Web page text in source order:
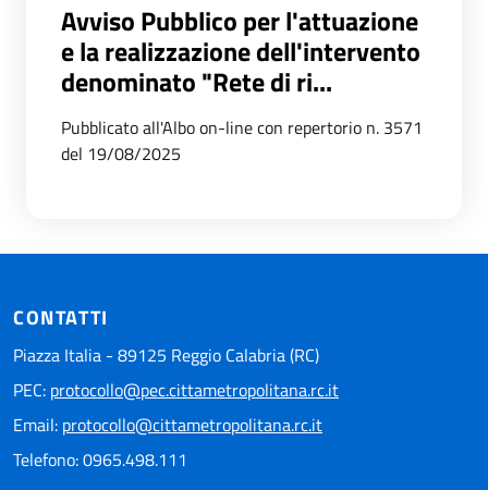
Avviso Pubblico per l'attuazione
e la realizzazione dell'intervento
denominato "Rete di ri...
Pubblicato all'Albo on-line con repertorio n. 3571
del 19/08/2025
CONTATTI
Piazza Italia - 89125 Reggio Calabria (RC)
PEC: protocollo@pec.cittametropolitana.rc.it
Email: protocollo@cittametropolitana.rc.it
Telefono: 0965.498.111